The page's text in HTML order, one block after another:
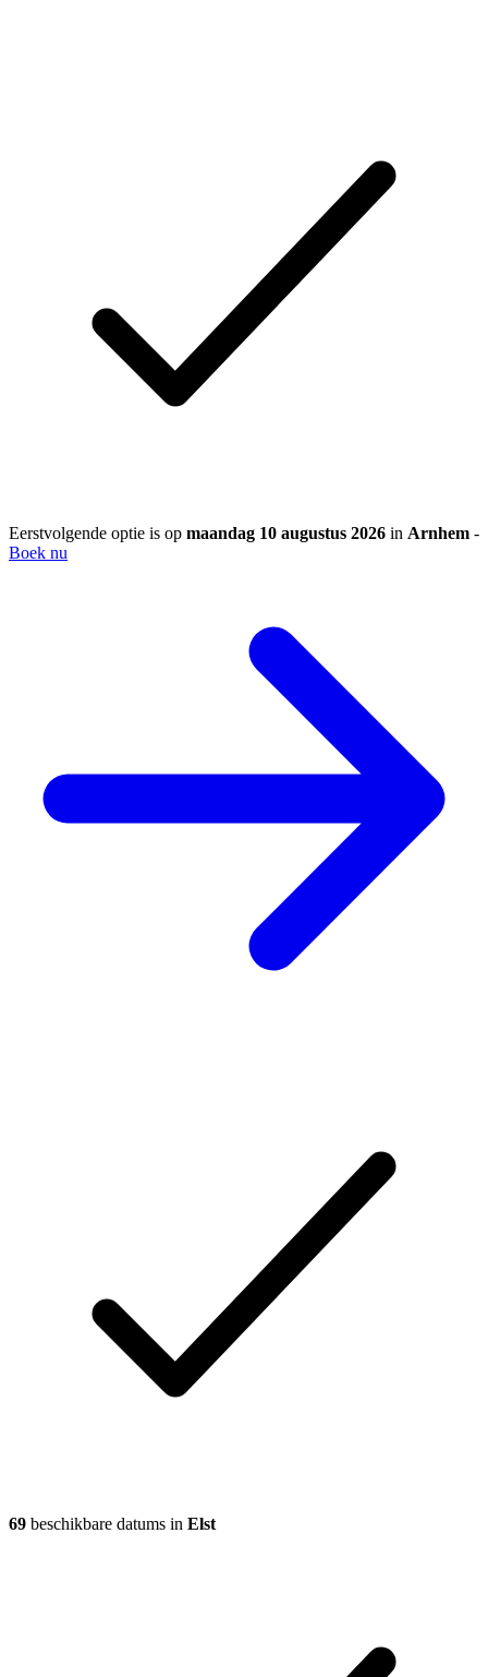
Eerstvolgende optie is op maandag 10 augustus 2026 in Arnhem -
Boek nu
69 beschikbare datums in Elst